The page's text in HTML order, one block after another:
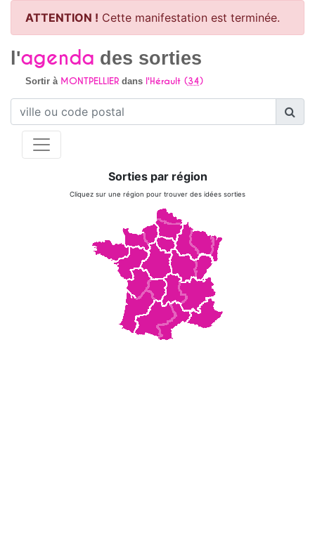
ATTENTION ! Cette manifestation est terminée.
l'agenda des sorties
Sortir à MONTPELLIERdans l'Hérault (34)
Sorties par région
Cliquez sur une région pour trouver des idées sorties